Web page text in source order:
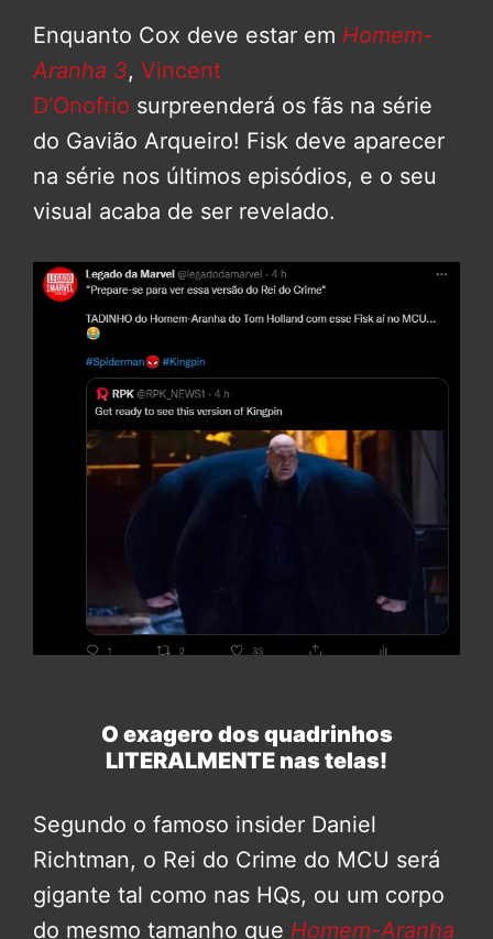
Enquanto Cox deve estar em Homem-
Aranha 3, Vincent
D’Onofrio surpreenderá os fãs na série
do Gavião Arqueiro! Fisk deve aparecer
na série nos últimos episódios, e o seu
visual acaba de ser revelado.
O exagero dos quadrinhos
LITERALMENTE nas telas!
Segundo o famoso insider Daniel
Richtman, o Rei do Crime do MCU será
gigante tal como nas HQs, ou um corpo
do mesmo tamanho que Homem-Aranha